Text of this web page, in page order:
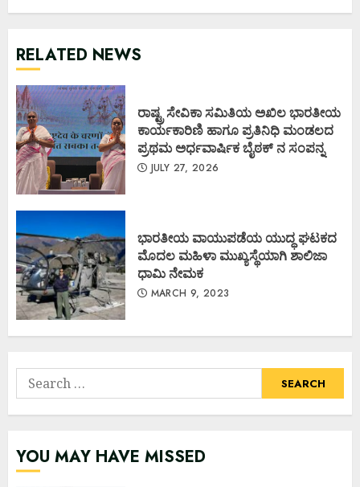
RELATED NEWS
ರಾಷ್ಟ್ರ ಸೇವಿಕಾ ಸಮಿತಿಯ ಅಖಿಲ ಭಾರತೀಯ
ಕಾರ್ಯಕಾರಿಣಿ ಹಾಗೂ ಪ್ರತಿನಿಧಿ ಮಂಡಲದ
ಪ್ರಥಮ ಅರ್ಧವಾರ್ಷಿಕ ಬೈಠಕ್ ನ ಸಂಪನ್ನ
JULY 27, 2026
ಭಾರತೀಯ ವಾಯುಪಡೆಯ ಯುದ್ಧ ಘಟಕದ
ಮೊದಲ ಮಹಿಳಾ ಮುಖ್ಯಸ್ಥೆಯಾಗಿ ಶಾಲಿಜಾ
ಧಾಮಿ ನೇಮಕ
MARCH 9, 2023
Search
for:
YOU MAY HAVE MISSED